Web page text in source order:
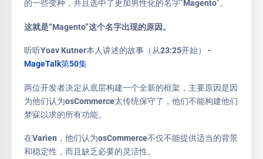
的一些变种，并且选中了更加男性化的名字`Magento`。
这就是“Magento”这个名字出现的原因。
听听Yoav Kutner本人讲述的故事（从23:25开始） -
MageTalk第50集
两位开发者决定从底层构建一个全新的框架，主要原因是因
为他们认为osCommerce太传统保守了，他们不能构建他们
梦寐以求的所有功能。
在Varien，他们认为osCommerce不仅不能提供适当的背景
和稳定性，而且缺乏必要的灵活性。